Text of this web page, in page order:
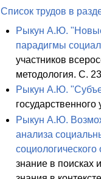
Список трудов в
Рыкун А.Ю. "Новые
парадигмы
участников
методология. С.
Рыкун А.Ю.
Рыкун А.Ю.
анализа
знание в поисках